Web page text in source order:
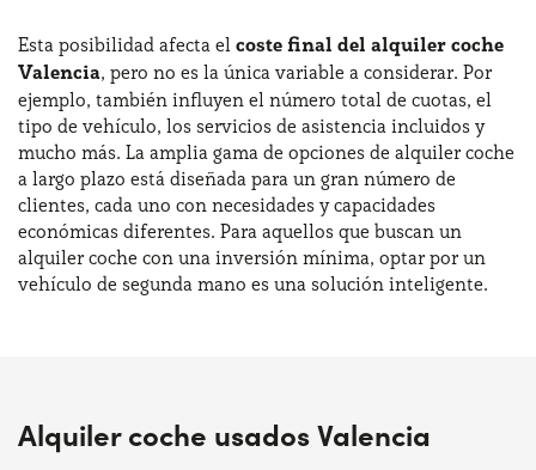
Esta posibilidad afecta el coste final del alquiler coche
Valencia, pero no es la única variable a considerar. Por
ejemplo, también influyen el número total de cuotas, el
tipo de vehículo, los servicios de asistencia incluidos y
mucho más. La amplia gama de opciones de alquiler coche
a largo plazo está diseñada para un gran número de
clientes, cada uno con necesidades y capacidades
económicas diferentes. Para aquellos que buscan un
alquiler coche con una inversión mínima, optar por un
vehículo de segunda mano es una solución inteligente.
Alquiler coche usados Valencia